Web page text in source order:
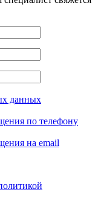
данных
по телефону
на email